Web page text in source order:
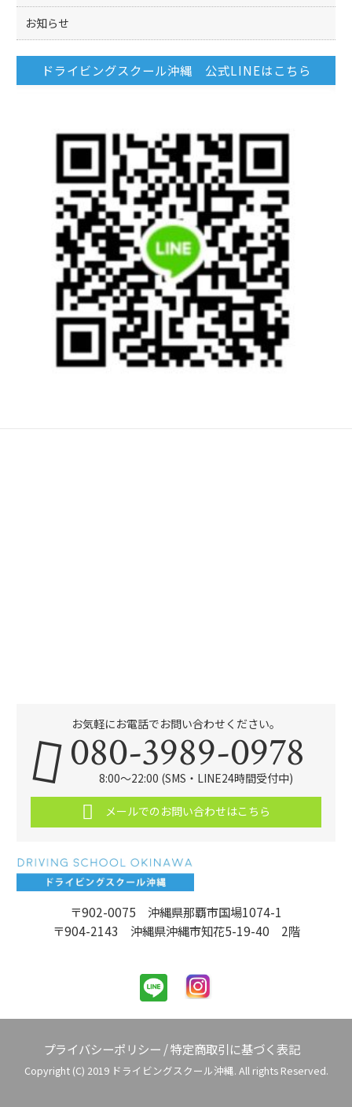
お知らせ
ドライビングスクール沖縄 公式LINEはこちら
〒902-0075 沖縄県那覇市国場1074-1
〒904-2143 沖縄県沖縄市知花5-19-40 2階
お気軽にお電話でお問い合わせください。
080-3989-0978
8:00～22:00 (SMS・LINE24時間受付中)
メールでのお問い合わせはこちら
プライバシーポリシー /特定商取引に基づく表記
Copyright (C) 2019 ドライビングスクール沖縄. All rights Reserved.